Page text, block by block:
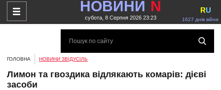
НОВИНИ N
субота, 8 Серпня 2026 23:23 1627 днів війни
RU
ГОЛОВНА НОВИНИ ЗВІДУСІЛЬ
Лимон та гвоздика відлякають комарів: дієві
засоби